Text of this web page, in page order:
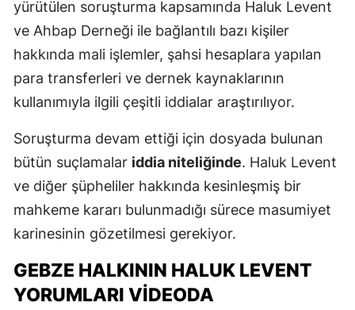
yürütülen soruşturma kapsamında Haluk Levent
ve Ahbap Derneği ile bağlantılı bazı kişiler
hakkında mali işlemler, şahsi hesaplara yapılan
para transferleri ve dernek kaynaklarının
kullanımıyla ilgili çeşitli iddialar araştırılıyor.
Soruşturma devam ettiği için dosyada bulunan
bütün suçlamalar iddia niteliğinde. Haluk Levent
ve diğer şüpheliler hakkında kesinleşmiş bir
mahkeme kararı bulunmadığı sürece masumiyet
karinesinin gözetilmesi gerekiyor.
GEBZE HALKININ HALUK LEVENT
YORUMLARI VIDEODA